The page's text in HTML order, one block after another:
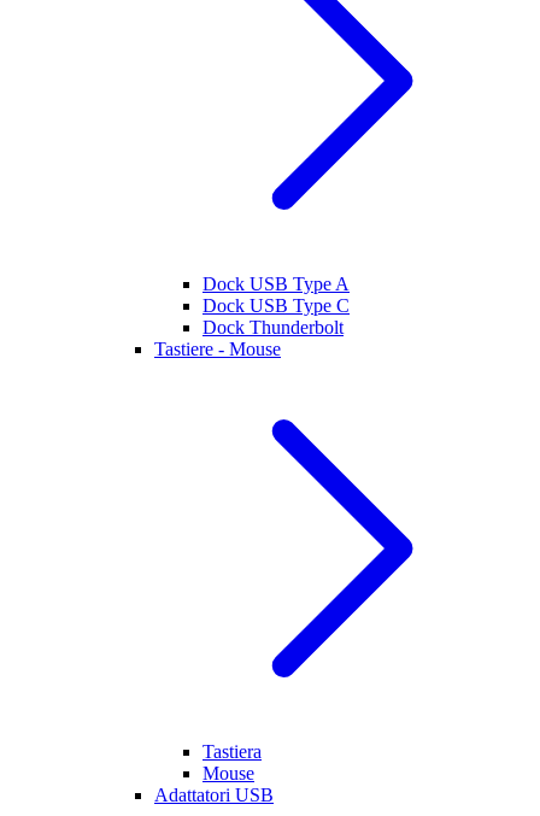
Dock USB Type A
Dock USB Type C
Dock Thunderbolt
Tastiere - Mouse
Tastiera
Mouse
Adattatori USB